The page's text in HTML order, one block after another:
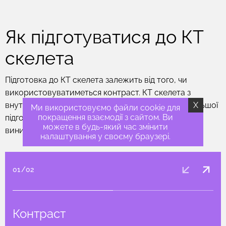
Як підготуватися до КТ
скелета
Підготовка до КТ скелета залежить від того, чи
використовуватиметься контраст. КТ скелета з
внутрішньовенним контрастуванням потребує більшої
підготовки. Це необхідно для зниження ризику
виникнення побічних реакцій.
01/02
Контраст
Ми використовуємо файли cookie для
покращення взаємодії з сайтом. Ви
можете в будь-який час змінити
налаштування у своєму браузері.
X